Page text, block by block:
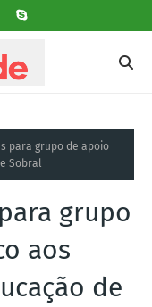
para grupo de apoio
Sobral
grupo
aos
de